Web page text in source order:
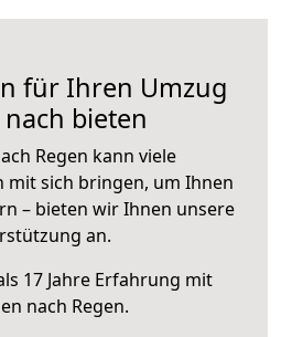
für Ihren Umzug
nach bieten
Regen kann viele
sich bringen, um Ihnen
– bieten wir Ihnen unsere
an.
17 Jahre Erfahrung mit
nach Regen.